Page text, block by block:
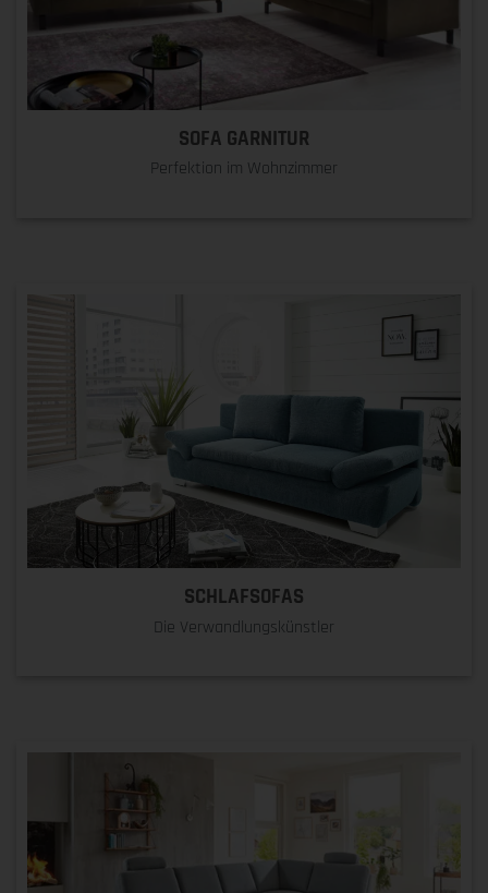
SOFA GARNITUR
Perfektion im Wohnzimmer
SCHLAFSOFAS
Die Verwandlungskünstler